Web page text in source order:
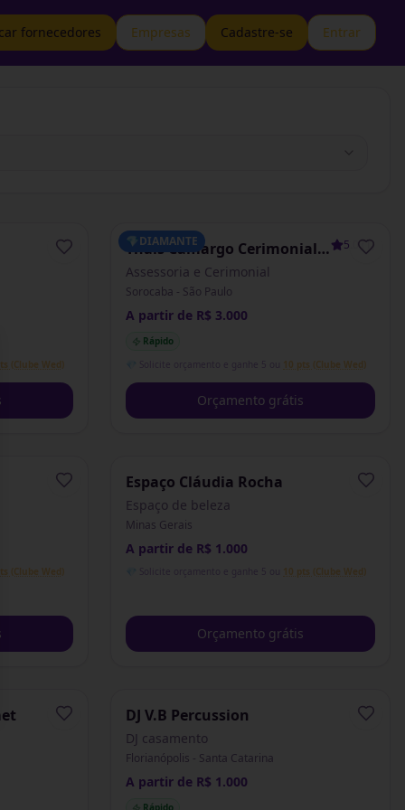
fornecedores Empresas Cadastre-se Entrar
(Clube Wed)
💎DIAMANTE
Thaís Camargo Cerimonial
& Assessoria
5.0(1)
Assessoria e Cerimonial
Sorocaba - São Paulo
A partir de R$ 3.000
Rápido
10 pts (Clube Wed)
Orçamento grátis
(Clube Wed)
Espaço Cláudia Rocha
Espaço de beleza
Minas Gerais
A partir de R$ 1.000
10 pts (Clube Wed)
Orçamento grátis
DJ V.B Percussion
DJ casamento
Florianópolis - Santa Catarina
A partir de R$ 1.000
Rápido